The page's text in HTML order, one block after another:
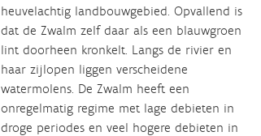
heuvelachtig landbouwgebied. Opvallend is
dat de Zwalm zelf daar als een blauwgroen
lint doorheen kronkelt. Langs de rivier en
haar zijlopen liggen verscheidene
watermolens. De Zwalm heeft een
onregelmatig regime met lage debieten in
droge periodes en veel hogere debieten in